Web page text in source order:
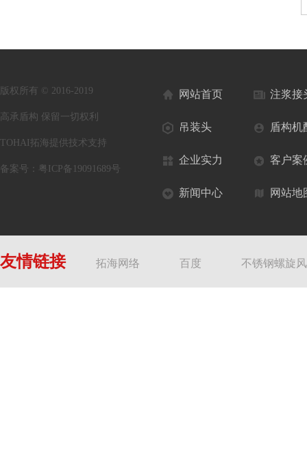
版权所有 © 2016-2019
高承盾构 保留一切权利
TOHAI拓海提供技术支持
备案号： 粤ICP备19091689号
网站首页 注浆接
吊装头 盾构机
企业实力 客户案
新闻中心 网站地
友情链接 拓海网络 百度 不锈钢螺旋